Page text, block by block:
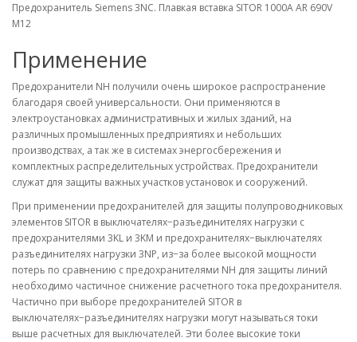
Предохранитель Siemens 3NC. Плавкая вставка SITOR 1000A AR 690V
M12
Применение
Предохранители NH получили очень широкое распространение
благодаря своей универсальности. Они применяются в
электроустановках административных и жилых зданий, на
различных промышленных предприятиях и небольших
производствах, а так же в системах энергосбережения и
комплектных распределительных устройствах. Предохранители
служат для защиты важных участков установок и сооружений.
При применении предохранителей для защиты полупроводниковых
элементов SITOR в выключателях−разъединителях нагрузки с
предохранителями 3KL и 3KM и предохранителях−выключателях
разъединителях нагрузки 3NP, из−за более высокой мощности
потерь по сравнению с предохранителями NH для защиты линий
необходимо частичное снижение расчетного тока предохранителя.
Частично при выборе предохранителей SITOR в
выключателях−разъединителях нагрузки могут называться токи
выше расчетных для выключателей. Эти более высокие токи